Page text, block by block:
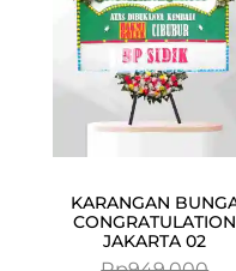
KARANGAN
CONGRATULATION
JAKARTA 02